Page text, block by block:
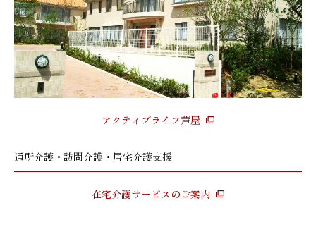
アクティブライフ芦屋
通所介護・訪問介護・居宅介護支援
在宅介護サービスのご案内